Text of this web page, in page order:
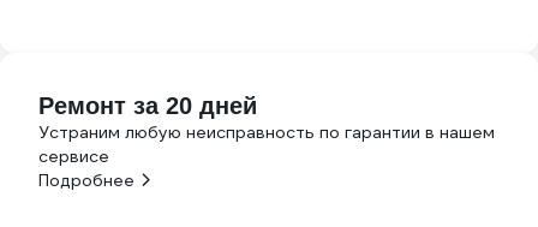
Ремонт за 20 дней
Устраним любую неисправность по гарантии в нашем
сервисе
Подробнее